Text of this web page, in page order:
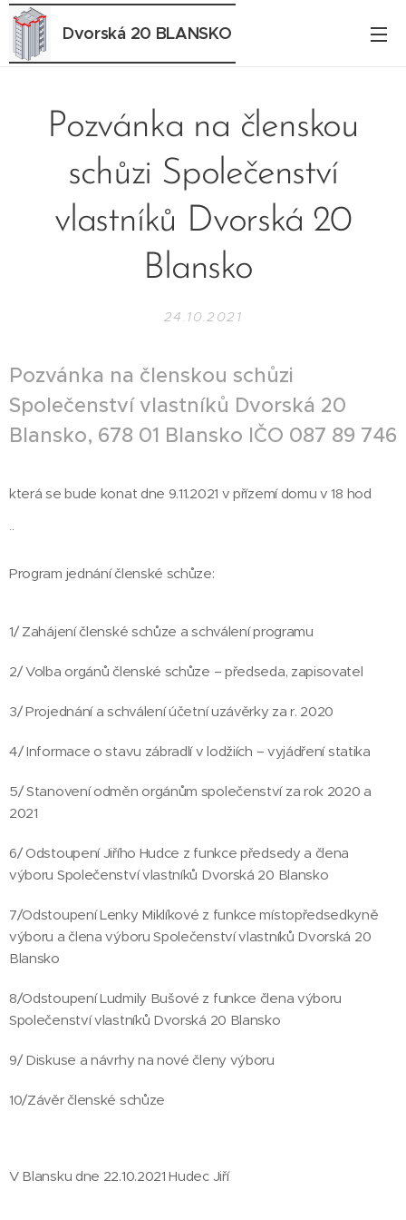
Dvorská 20 BLANSKO
Pozvánka na členskou
schůzi Společenství
vlastníků Dvorská 20
Blansko
24.10.2021
Pozvánka na členskou schůzi
Společenství vlastníků Dvorská 20
Blansko, 678 01 Blansko IČO 087 89 746
která se bude konat dne 9.11.2021 v přízemí domu v 18 hod
Program jednání členské schůze:
1/ Zahájení členské schůze a schválení programu
2/ Volba orgánů členské schůze – předseda, zapisovatel
3/ Projednání a schválení účetní uzávěrky za r. 2020
4/ Informace o stavu zábradlí v lodžiích – vyjádření statika
5/ Stanovení odměn orgánům společenství za rok 2020 a
2021
6/ Odstoupení Jiřího Hudce z funkce předsedy a člena
výboru Společenství vlastníků Dvorská 20 Blansko
7/Odstoupení Lenky Miklíkové z funkce místopředsedkyně
výboru a člena výboru Společenství vlastníků Dvorská 20
Blansko
8/Odstoupení Ludmily Bušové z funkce člena výboru
Společenství vlastníků Dvorská 20 Blansko
9/ Diskuse a návrhy na nové členy výboru
10/Závěr členské schůze
V Blansku dne 22.10.2021 Hudec Jiří